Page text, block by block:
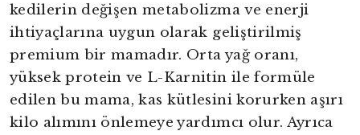
kedilerin değişen metabolizma ve enerji
ihtiyaçlarına uygun olarak geliştirilmiş
premium bir mamadır. Orta yağ oranı,
yüksek protein ve L-Karnitin ile formüle
edilen bu mama, kas kütlesini korurken aşırı
kilo alımını önlemeye yardımcı olur. Ayrıca